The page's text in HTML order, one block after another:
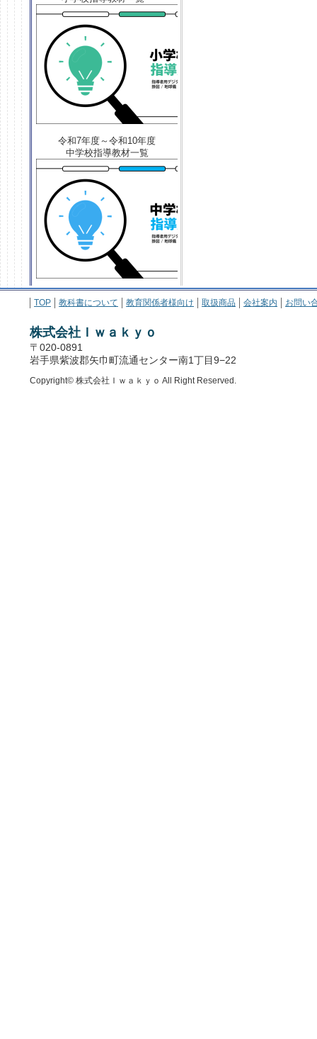
令和7年度～令和10年度
中学校指導教材一覧
TOP 教科書について 教育関係者様向け 取扱商品 会社案内 お問い
株式会社Ｉｗａｋｙｏ
〒020-0891
岩手県紫波郡矢巾町流通センター南1丁目9−22
Copyright© 株式会社Ｉｗａｋｙｏ All Right Reserved.